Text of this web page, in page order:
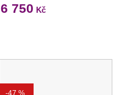
6 750 Kč
-47 %